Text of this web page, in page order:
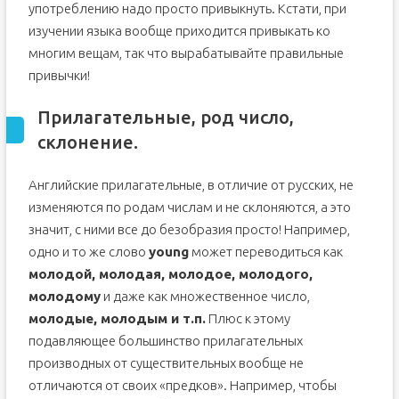
употреблению надо просто привыкнуть. Кстати, при
изучении языка вообще приходится привыкать ко
многим вещам, так что вырабатывайте правильные
привычки!
Прилагательные, род число,
склонение.
Английские прилагательные, в отличие от русских, не
изменяются по родам числам и не склоняются, а это
значит, с ними все до безобразия просто! Например,
одно и то же слово youngможет переводиться как
молодой, молодая, молодое, молодого,
молодомуи даже как множественное число,
молодые, молодым и т.п.Плюс к этому
подавляющее большинство прилагательных
производных от существительных вообще не
отличаются от своих «предков». Например, чтобы